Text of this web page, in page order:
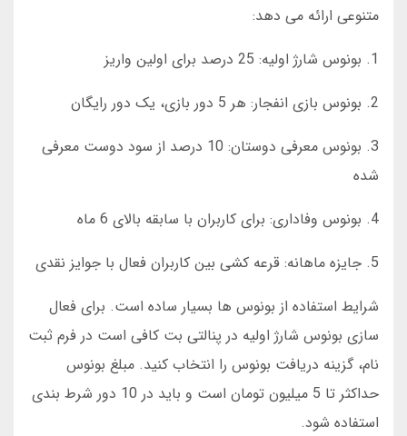
متنوعی ارائه می دهد:
1. بونوس شارژ اولیه: 25 درصد برای اولین واریز
2. بونوس بازی انفجار: هر 5 دور بازی، یک دور رایگان
3. بونوس معرفی دوستان: 10 درصد از سود دوست معرفی
شده
4. بونوس وفاداری: برای کاربران با سابقه بالای 6 ماه
5. جایزه ماهانه: قرعه کشی بین کاربران فعال با جوایز نقدی
شرایط استفاده از بونوس ها بسیار ساده است. برای فعال
سازی بونوس شارژ اولیه در پنالتی بت کافی است در فرم ثبت
نام، گزینه دریافت بونوس را انتخاب کنید. مبلغ بونوس
حداکثر تا 5 میلیون تومان است و باید در 10 دور شرط بندی
استفاده شود.